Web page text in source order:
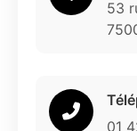
53
01